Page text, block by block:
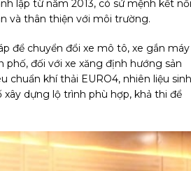
lập từ năm 2013, có sứ mệnh kết nối
và thân thiện với môi trường.
để chuyển đổi xe mô tô, xe gắn máy
đối với xe xăng định hướng sản
chuẩn khí thải EURO4, nhiên liệu sinh
dựng lộ trình phù hợp, khả thi để